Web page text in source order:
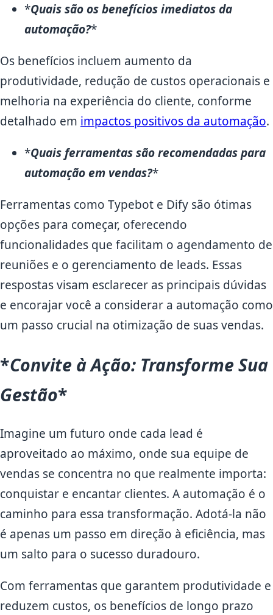
*Quais são os benefícios imediatos da
automação?*
Os benefícios incluem aumento da
produtividade, redução de custos operacionais e
melhoria na experiência do cliente, conforme
detalhado em impactos positivos da automação.
*Quais ferramentas são recomendadas para
automação em vendas?*
Ferramentas como Typebot e Dify são ótimas
opções para começar, oferecendo
funcionalidades que facilitam o agendamento de
reuniões e o gerenciamento de leads. Essas
respostas visam esclarecer as principais dúvidas
e encorajar você a considerar a automação como
um passo crucial na otimização de suas vendas.
*Convite à Ação: Transforme Sua
Gestão*
Imagine um futuro onde cada lead é
aproveitado ao máximo, onde sua equipe de
vendas se concentra no que realmente importa:
conquistar e encantar clientes. A automação é o
caminho para essa transformação. Adotá-la não
é apenas um passo em direção à eficiência, mas
um salto para o sucesso duradouro.
Com ferramentas que garantem produtividade e
reduzem custos, os benefícios de longo prazo